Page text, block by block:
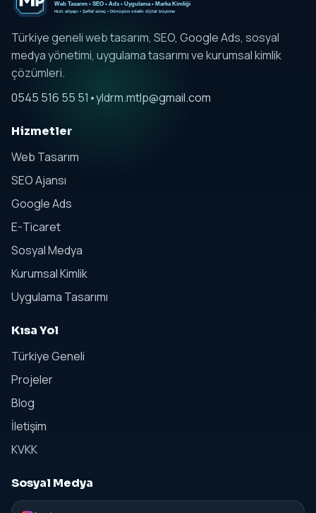
Türkiye geneli web tasarım, SEO, Google Ads, sosyal
medya yönetimi, uygulama tasarımı ve kurumsal kimlik
çözümleri.
0545 516 55 51 •yldrm.mtlp@gmail.com
Hizmetler
Web Tasarım
SEO Ajansı
Google Ads
E-Ticaret
Sosyal Medya
Kurumsal Kimlik
Uygulama Tasarımı
Kısa Yol
Türkiye Geneli
Projeler
Blog
İletişim
KVKK
Sosyal Medya